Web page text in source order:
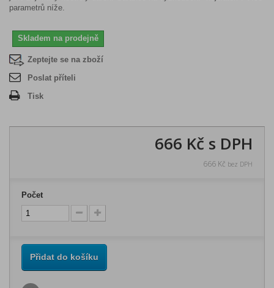
parametrů níže.
Skladem na prodejně
Zeptejte se na zboží
Poslat příteli
Tisk
666 Kč s DPH
666 Kč bez DPH
Počet
Přidat do košíku